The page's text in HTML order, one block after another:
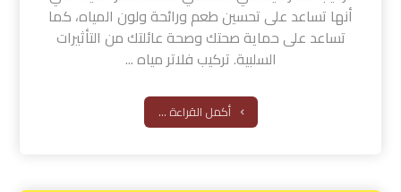
أنها تساعد على تحسين طعم ورائحة ولون المياه، كما
تساعد على حماية صحتك وصحة عائلتك من التأثيرات
السلبية. تركيب فلاتر مياه ...
أكمل القراءة ...